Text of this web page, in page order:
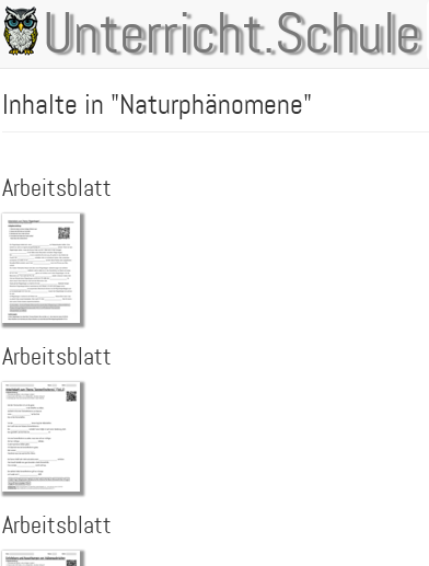
Unterricht.Schule
Main
navigation
Inhalte in "Naturphänomene"
Arbeitsblatt
Arbeitsblatt
Arbeitsblatt